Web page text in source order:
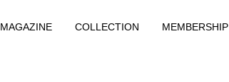
MAGAZINE COLLECTION MEMBERSHIP